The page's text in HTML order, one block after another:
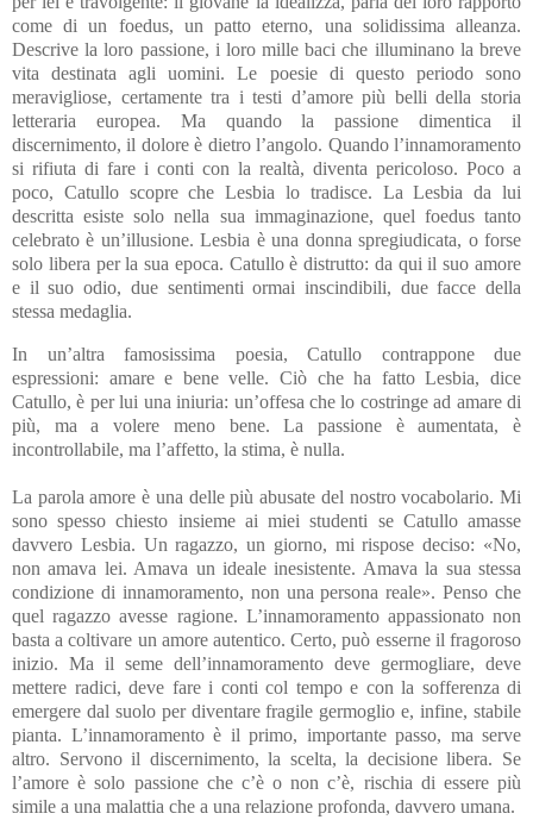
come di un foedus, un patto eterno, una solidissima alleanza.
Descrive la loro passione, i loro mille baci che illuminano la breve
vita destinata agli uomini. Le poesie di questo periodo sono
meravigliose, certamente tra i testi d’amore più belli della storia
letteraria europea. Ma quando la passione dimentica il
discernimento, il dolore è dietro l’angolo. Quando l’innamoramento
si rifiuta di fare i conti con la realtà, diventa pericoloso. Poco a
poco, Catullo scopre che Lesbia lo tradisce. La Lesbia da lui
descritta esiste solo nella sua immaginazione, quel foedus tanto
celebrato è un’illusione. Lesbia è una donna spregiudicata, o forse
solo libera per la sua epoca. Catullo è distrutto: da qui il suo amore
e il suo odio, due sentimenti ormai inscindibili, due facce della
stessa medaglia.
In un’altra famosissima poesia, Catullo contrappone due
espressioni: amare e bene velle. Ciò che ha fatto Lesbia, dice
Catullo, è per lui una iniuria: un’offesa che lo costringe ad amare di
più, ma a volere meno bene. La passione è aumentata, è
incontrollabile, ma l’affetto, la stima, è nulla.
La parola amore è una delle più abusate del nostro vocabolario. Mi
sono spesso chiesto insieme ai miei studenti se Catullo amasse
davvero Lesbia. Un ragazzo, un giorno, mi rispose deciso: «No,
non amava lei. Amava un ideale inesistente. Amava la sua stessa
condizione di innamoramento, non una persona reale». Penso che
quel ragazzo avesse ragione. L’innamoramento appassionato non
basta a coltivare un amore autentico. Certo, può esserne il fragoroso
inizio. Ma il seme dell’innamoramento deve germogliare, deve
mettere radici, deve fare i conti col tempo e con la sofferenza di
emergere dal suolo per diventare fragile germoglio e, infine, stabile
pianta. L’innamoramento è il primo, importante passo, ma serve
altro. Servono il discernimento, la scelta, la decisione libera. Se
l’amore è solo passione che c’è o non c’è, rischia di essere più
simile a una malattia che a una relazione profonda, davvero umana.